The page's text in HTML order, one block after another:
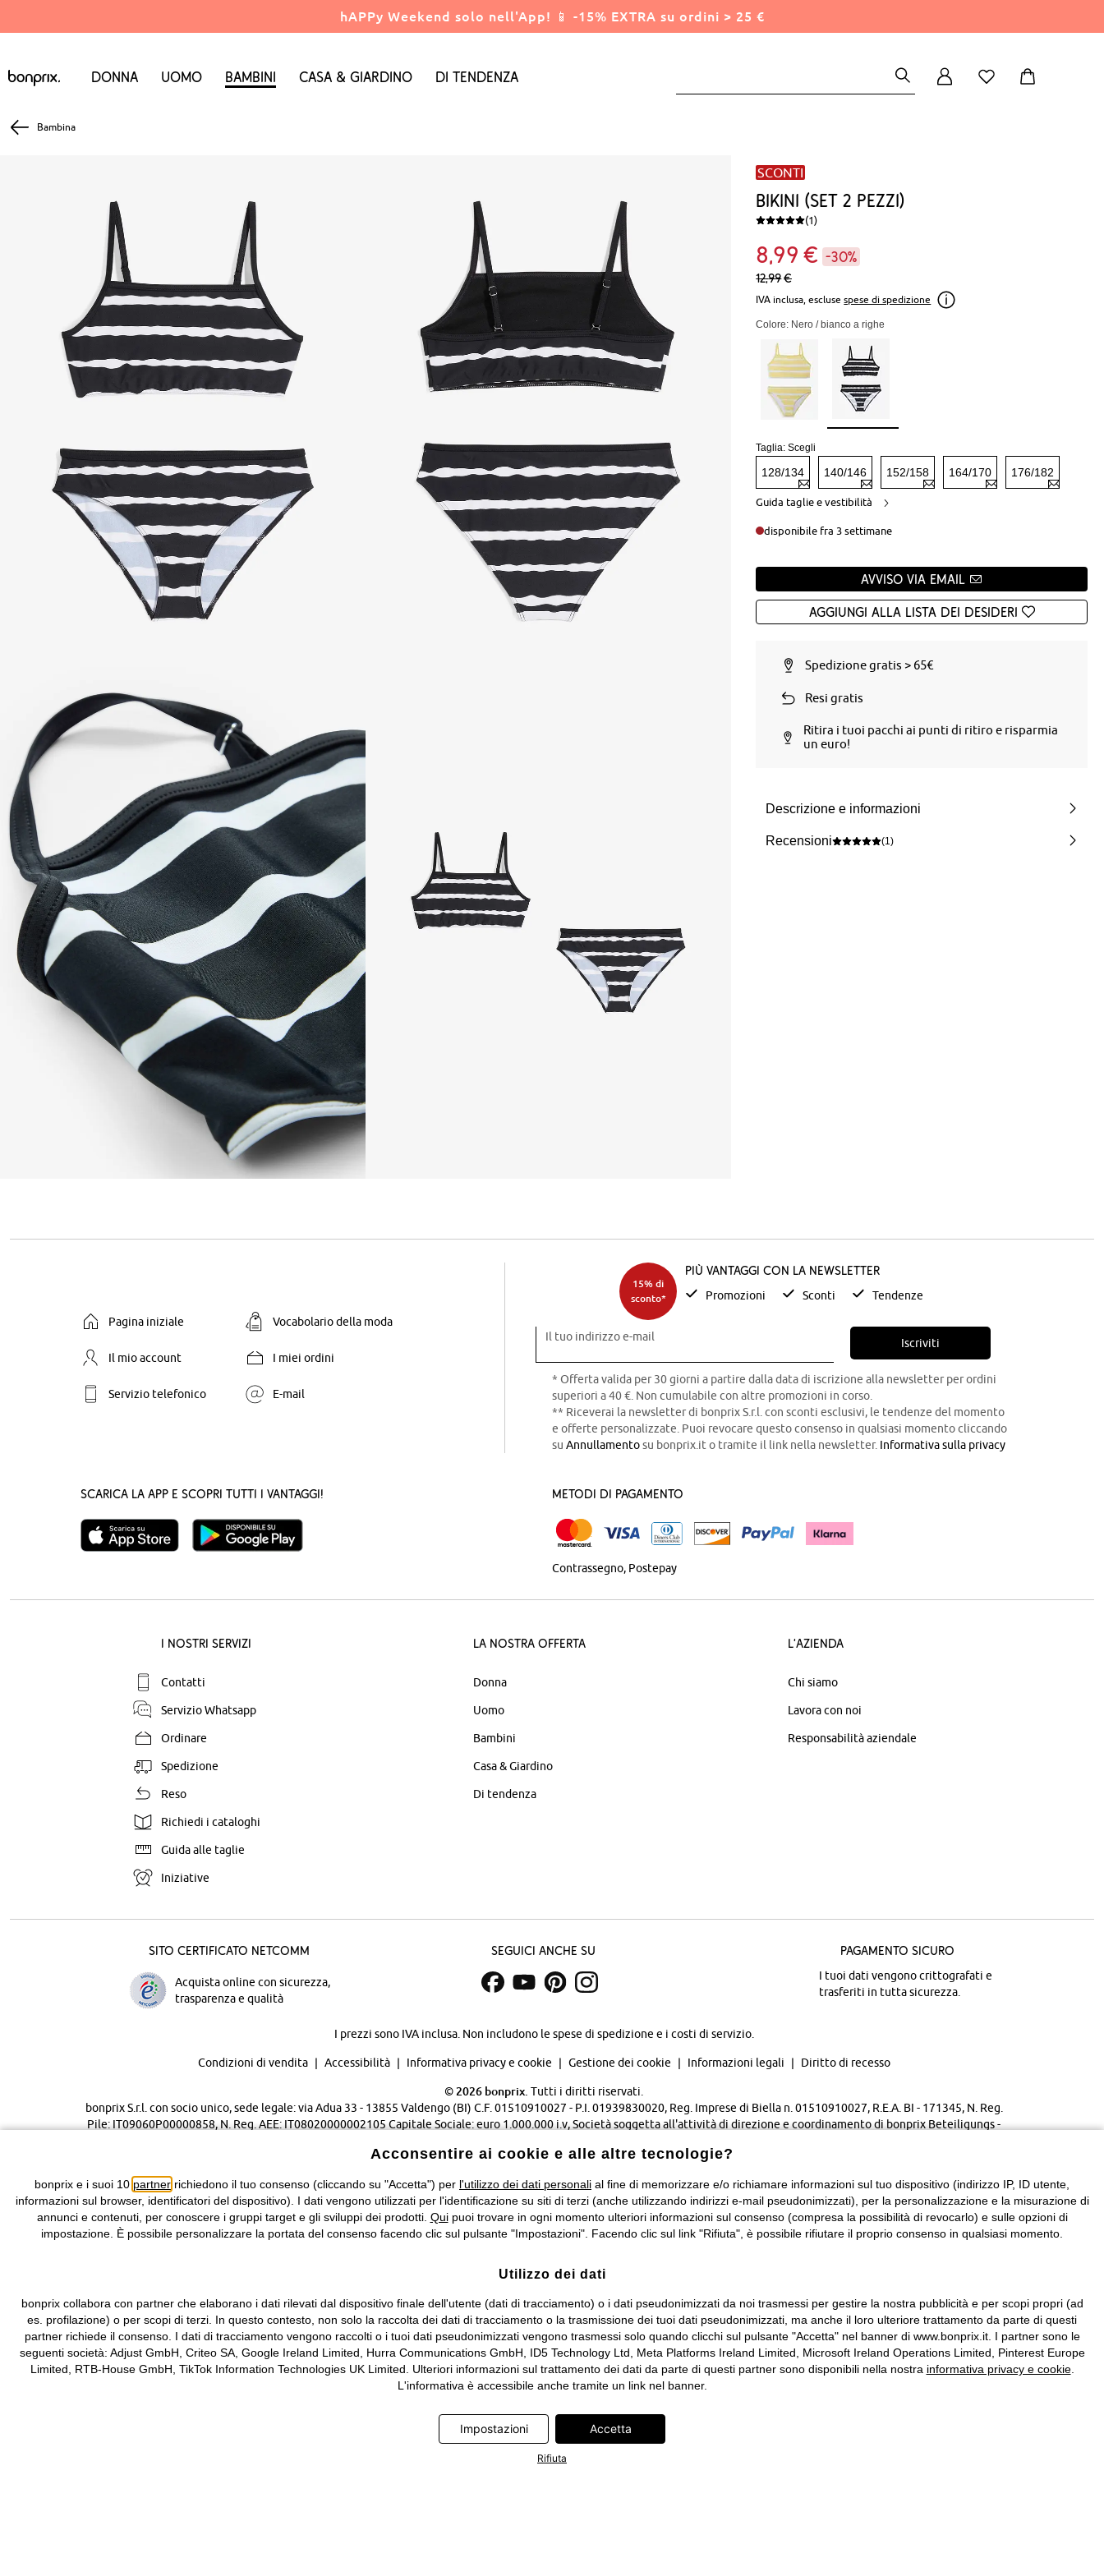
hAPPy Weekend solo nell'App! 📱 -15% EXTRA su ordini > 25 €
Donna Uomo Bambini Casa & Giardino Di tendenza
Bambina
SCONTI
Bikini (set 2 pezzi)
(1)
8 99 € -30%
12,99€
IVA inclusa, escluse spese di spedizione
Colore: Nero / bianco a righe
Taglia:Scegli
128/134 140/146 152/158 164/170 176/182
Guida taglie e vestibilità
disponibile fra 3 settimane
Avviso via email
Aggiungi alla Lista dei desideri
Spedizione gratis > 65€
Resi gratis
Ritira i tuoi pacchi ai punti di ritiro e risparmia
un euro!
Descrizione e informazioni
Recensioni (1)
Pagina iniziale Vocabolario della moda
Il mio account I miei ordini
Servizio telefonico E-mail
15% di
sconto*
Più vantaggi con la newsletter
Promozioni Sconti Tendenze
Il tuo indirizzo e-mail Iscriviti
* Offerta valida per 30 giorni a partire dalla data di iscrizione alla newsletter per ordini
superiori a 40 €. Non cumulabile con altre promozioni in corso.
** Riceverai la newsletter di bonprix S.r.l. con sconti esclusivi, le tendenze del momento
e offerte personalizzate. Puoi revocare questo consenso in qualsiasi momento cliccando
su Annullamentosu bonprix.it o tramite il link nella newsletter. Informativa sulla privacy
Scarica la App e scopri tutti i vantaggi! Metodi di pagamento
Contrassegno Postepay
I nostri servizi
Contatti
Servizio Whatsapp
Ordinare
Spedizione
Reso
Richiedi i cataloghi
Guida alle taglie
Iniziative
La nostra offerta
Donna
Uomo
Bambini
Casa & Giardino
Di tendenza
L'azienda
Chi siamo
Lavora con noi
Responsabilità aziendale
Sito certificato Netcomm
Acquista online con sicurezza,
trasparenza e qualità
Seguici anche su Pagamento sicuro
I tuoi dati vengono crittografati e
trasferiti in tutta sicurezza.
I prezzi sono IVA inclusa. Non includono le spese di spedizione e i costi di servizio.
Condizioni di vendita Accessibilità Informativa privacy e cookie Gestione dei cookie Informazioni legali Diritto di recesso
©2026 bonprix. Tutti i diritti riservati.
bonprix S.r.l. con socio unico, sede legale: via Adua 33 - 13855 Valdengo (BI) C.F. 01510910027 - P.I. 01939830020, Reg. Imprese di Biella n. 01510910027, R.E.A. BI - 171345, N. Reg.
Pile: IT09060P00000858, N. Reg. AEE: IT08020000002105 Capitale Sociale: euro 1.000.000 i.v, Società soggetta all'attività di direzione e coordinamento di bonprix Beteiligungs -
Acconsentire ai cookie e alle altre tecnologie?
bonprix e i suoi 10 partner richiedono il tuo consenso (cliccando su "Accetta") per l'utilizzo dei dati personali al fine di memorizzare e/o richiamare informazioni sul tuo dispositivo (indirizzo IP, ID utente,
informazioni sul browser, identificatori del dispositivo). I dati vengono utilizzati per l'identificazione su siti di terzi (anche utilizzando indirizzi e-mail pseudonimizzati), per la personalizzazione e la misurazione di
annunci e contenuti, per conoscere i gruppi target e gli sviluppi dei prodotti. Quipuoi trovare in ogni momento ulteriori informazioni sul consenso (compresa la possibilità di revocarlo) e sulle opzioni di
impostazione. È possibile personalizzare la portata del consenso facendo clic sul pulsante "Impostazioni". Facendo clic sul link "Rifiuta", è possibile rifiutare il proprio consenso in qualsiasi momento.
Utilizzo dei dati
bonprix collabora con partner che elaborano i dati rilevati dal dispositivo finale dell'utente (dati di tracciamento) o i dati pseudonimizzati da noi trasmessi per gestire la nostra pubblicità e per scopi propri (ad
es. profilazione) o per scopi di terzi. In questo contesto, non solo la raccolta dei dati di tracciamento o la trasmissione dei tuoi dati pseudonimizzati, ma anche il loro ulteriore trattamento da parte di questi
partner richiede il consenso. I dati di tracciamento vengono raccolti o i tuoi dati pseudonimizzati vengono trasmessi solo quando clicchi sul pulsante "Accetta" nel banner di www.bonprix.it. I partner sono le
seguenti società: Adjust GmbH, Criteo SA, Google Ireland Limited, Hurra Communications GmbH, ID5 Technology Ltd, Meta Platforms Ireland Limited, Microsoft Ireland Operations Limited, Pinterest Europe
Limited, RTB-House GmbH, TikTok Information Technologies UK Limited. Ulteriori informazioni sul trattamento dei dati da parte di questi partner sono disponibili nella nostra informativa privacy e cookie.
L'informativa è accessibile anche tramite un link nel banner.
Impostazioni Accetta
Rifiuta